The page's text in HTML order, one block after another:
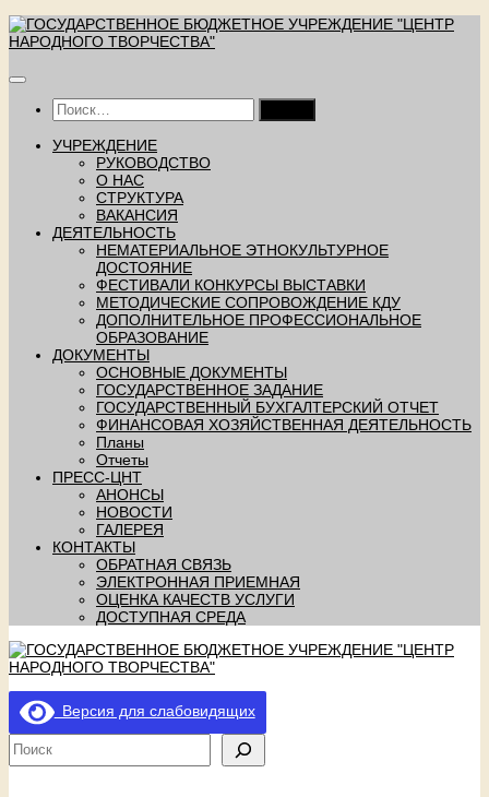
Перейти
к
Найти:
УЧРЕЖДЕНИЕ
РУКОВОДСТВО
О НАС
СТРУКТУРА
ВАКАНСИЯ
ДЕЯТЕЛЬНОСТЬ
НЕМАТЕРИАЛЬНОЕ ЭТНОКУЛЬТУРНОЕ
ДОСТОЯНИЕ
ФЕСТИВАЛИ КОНКУРСЫ ВЫСТАВКИ
МЕТОДИЧЕСКИЕ СОПРОВОЖДЕНИЕ КДУ
ДОПОЛНИТЕЛЬНОЕ ПРОФЕССИОНАЛЬНОЕ
ОБРАЗОВАНИЕ
ДОКУМЕНТЫ
ОСНОВНЫЕ ДОКУМЕНТЫ
ГОСУДАРСТВЕННОЕ ЗАДАНИЕ
ГОСУДАРСТВЕННЫЙ БУХГАЛТЕРСКИЙ ОТЧЕТ
ФИНАНСОВАЯ ХОЗЯЙСТВЕННАЯ ДЕЯТЕЛЬНОСТЬ
Планы
Отчеты
ПРЕСС-ЦНТ
АНОНСЫ
НОВОСТИ
ГАЛЕРЕЯ
КОНТАКТЫ
ОБРАТНАЯ СВЯЗЬ
ЭЛЕКТРОННАЯ ПРИЕМНАЯ
ОЦЕНКА КАЧЕСТВ УСЛУГИ
ДОСТУПНАЯ СРЕДА
Версия для слабовидящих